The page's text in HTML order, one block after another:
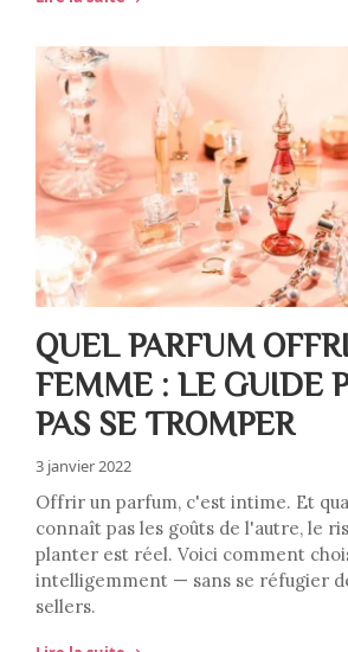
QUEL PARFUM
FEMME : LE GUIDE
PAS SE TROMPER
3 janvier 2022
Offrir un parfum, c'est intime. Et
connaît pas les goûts de l'autre, le
planter est réel. Voici comment
intelligemment — sans se réfugier
sellers.